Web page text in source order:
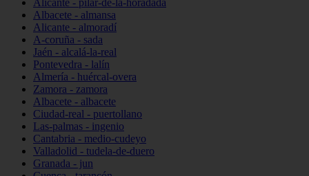
Alicante - pilar-de-la-horadada
Albacete - almansa
Alicante - almoradí
A-coruña - sada
Jaén - alcalá-la-real
Pontevedra - lalín
Almería - huércal-overa
Zamora - zamora
Albacete - albacete
Ciudad-real - puertollano
Las-palmas - ingenio
Cantabria - medio-cudeyo
Valladolid - tudela-de-duero
Granada - jun